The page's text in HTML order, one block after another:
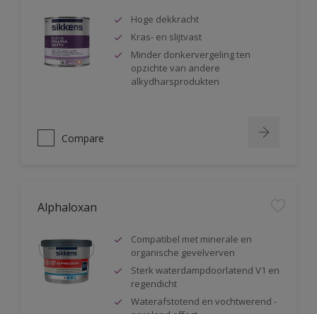
Hoge dekkracht
Kras- en slijtvast
Minder donkervergeling ten
opzichte van andere
alkydharsprodukten
Compare
Alphaloxan
Compatibel met minerale en
organische gevelverven
Sterk waterdampdoorlatend V1 en
regendicht
Waterafstotend en vochtwerend -